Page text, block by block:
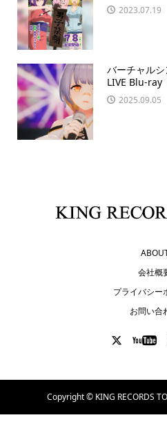
2023.07.19
バーチャル
LIVE Blu-ray
2025.09.05
会社概
プライバシー
お問い合
Copyright © KING RECORDS